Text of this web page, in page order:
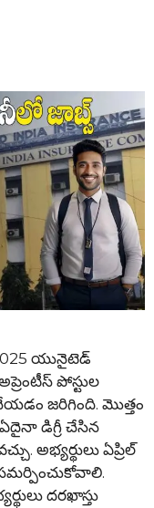
యునైటెడ్
పోస్టుల
జరిగింది. మొత్తం
డిగ్రీ చేసిన
అభ్యర్థులు ఏప్రిల్
దరఖాస్తు